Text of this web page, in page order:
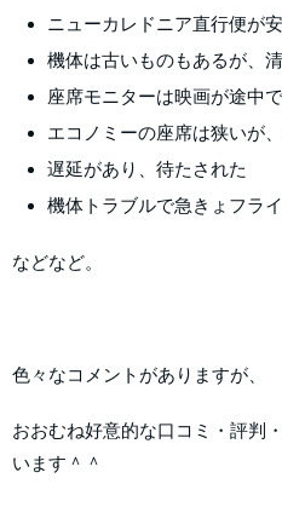
ニューカレドニア直行便が
機体は古いものもあるが、
座席モニターは映画が途中
エコノミーの座席は狭いが
遅延があり、待たされた
機体トラブルで急きょフラ
などなど。
色々なコメントがありますが、
おおむね好意的な口コミ・評判
います＾＾